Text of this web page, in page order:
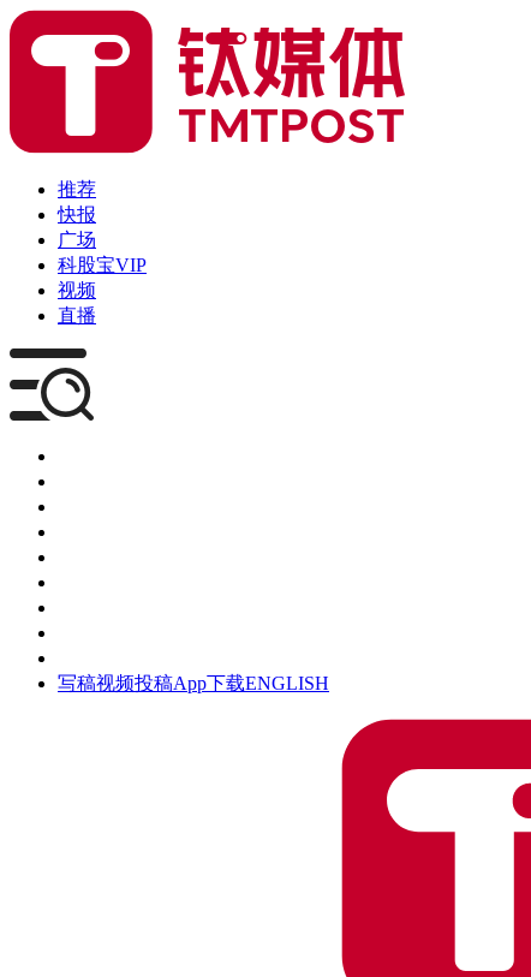
推荐
快报
广场
科股宝VIP
视频
直播
写稿视频投稿App下载ENGLISH